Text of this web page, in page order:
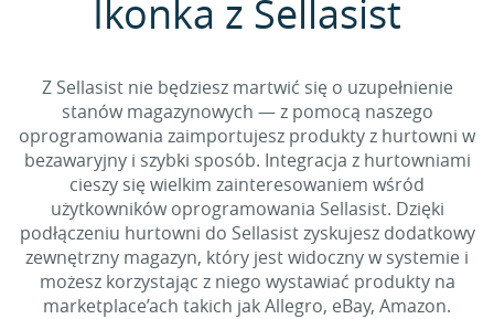
Ikonka z Sellasist
Z Sellasist nie będziesz martwić się o uzupełnienie
stanów magazynowych — z pomocą naszego
oprogramowania zaimportujesz produkty z hurtowni w
bezawaryjny i szybki sposób. Integracja z hurtowniami
cieszy się wielkim zainteresowaniem wśród
użytkowników oprogramowania Sellasist. Dzięki
podłączeniu hurtowni do Sellasist zyskujesz dodatkowy
zewnętrzny magazyn, który jest widoczny w systemie i
możesz korzystając z niego wystawiać produkty na
marketplace’ach takich jak Allegro, eBay, Amazon.